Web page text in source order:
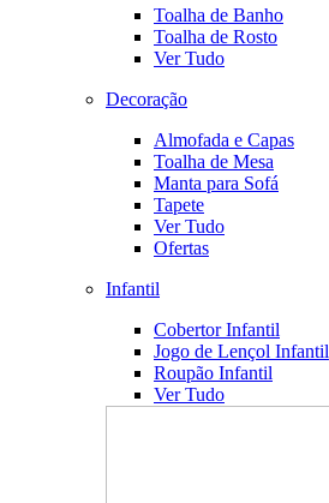
Toalha de Banho
Toalha de Rosto
Ver Tudo
Decoração
Almofada e Capas
Toalha de Mesa
Manta para Sofá
Tapete
Ver Tudo
Ofertas
Infantil
Cobertor Infantil
Jogo de Lençol Infantil
Roupão Infantil
Ver Tudo